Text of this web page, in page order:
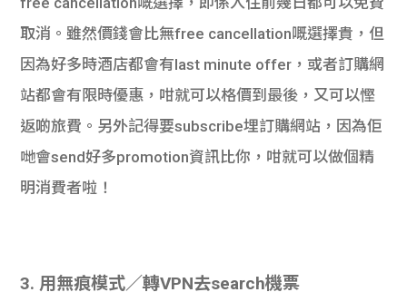
取消。雖然價錢會比無free cancellation嘅選擇貴，但
因為好多時酒店都會有last minute offer，或者訂購網
站都會有限時優惠，咁就可以格價到最後，又可以慳
返啲旅費。另外記得要subscribe埋訂購網站，因為佢
哋會send好多promotion資訊比你，咁就可以做個精
明消費者啦！
3. 用無痕模式／轉VPN去search機票